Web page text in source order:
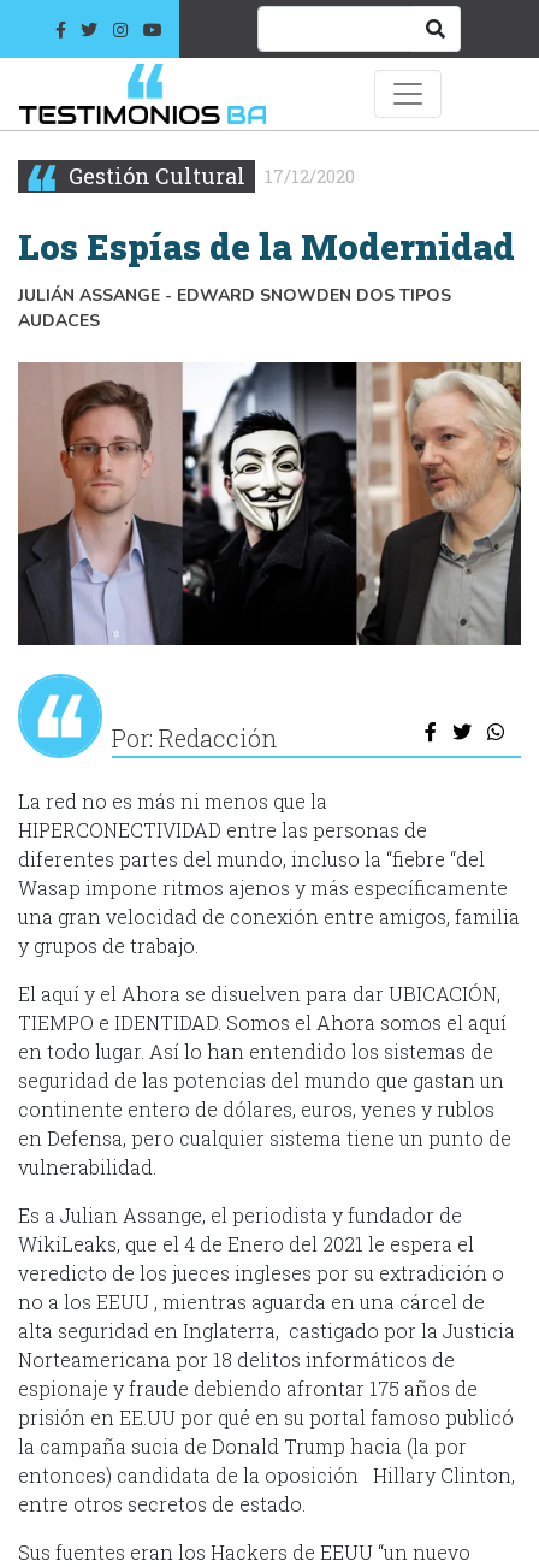
Gestión Cultural 17/12/2020
Los Espías de la Modernidad
JULIÁN ASSANGE - EDWARD SNOWDEN DOS TIPOS
AUDACES
Por: Redacción
La red no es más ni menos que la
HIPERCONECTIVIDAD entre las personas de
diferentes partes del mundo, incluso la “fiebre “del
Wasap impone ritmos ajenos y más específicamente
una gran velocidad de conexión entre amigos, familia
y grupos de trabajo.
El aquí y el Ahora se disuelven para dar UBICACIÓN,
TIEMPO e IDENTIDAD. Somos el Ahora somos el aquí
en todo lugar. Así lo han entendido los sistemas de
seguridad de las potencias del mundo que gastan un
continente entero de dólares, euros, yenes y rublos
en Defensa, pero cualquier sistema tiene un punto de
vulnerabilidad.
Es a Julian Assange, el periodista y fundador de
WikiLeaks, que el 4 de Enero del 2021 le espera el
veredicto de los jueces ingleses por su extradición o
no a los EEUU , mientras aguarda en una cárcel de
alta seguridad en Inglaterra, castigado por la Justicia
Norteamericana por 18 delitos informáticos de
espionaje y fraude debiendo afrontar 175 años de
prisión en EE.UU por qué en su portal famoso publicó
la campaña sucia de Donald Trump hacia (la por
entonces) candidata de la oposición Hillary Clinton,
entre otros secretos de estado.
Sus fuentes eran los Hackers de EEUU “un nuevo